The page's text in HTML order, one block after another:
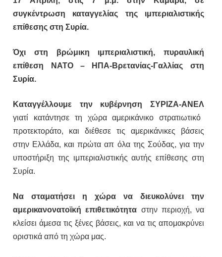
συγκέντρωση καταγγελίας της ιμπεριαλιστικής
επίθεσης στη Συρία.
Όχι στη βρώμικη ιμπεριαλιστική, πυραυλική
επίθεση ΝΑΤΟ – ΗΠΑ-Βρετανίας-Γαλλίας στη
Συρία.
Καταγγέλλουμε την κυβέρνηση ΣΥΡΙΖΑ-ΑΝΕΛ
γιατί κατάντησε τη χώρα αμερικάνικο στρατιωτικό
προτεκτοράτο, και διέθεσε τις αμερικάνικες βάσεις
στην Ελλάδα, και πρώτα απ όλα της Σούδας, για την
υποστήριξη της ιμπεριαλιστικής αυτής επίθεσης στη
Συρία.
Να σταματήσει η χώρα να διευκολύνει την
αμερικανονατοϊκή επιθετικότητα στην περιοχή, να
κλείσει άμεσα τις ξένες βάσεις, και να τις απομακρύνει
οριστικά από τη χώρα μας.